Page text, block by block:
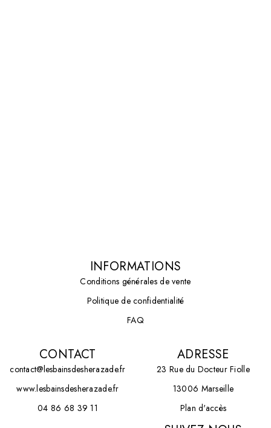
CONTACT
contact@lesbainsdesherazade.fr
www.lesbainsdesherazade.fr
04 86 68 39 11
ADRESSE
23 Rue du Docteur Fiolle
13006 Marseille
Plan d'accès
INFORMATIONS
Conditions générales de vente
Politique de confidentialité
FAQ